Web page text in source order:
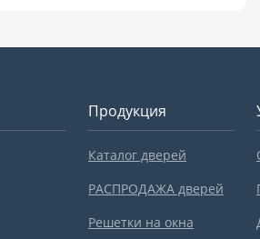
Продукция
Каталог дверей
РАСПРОДАЖА дверей
Решетки на окна